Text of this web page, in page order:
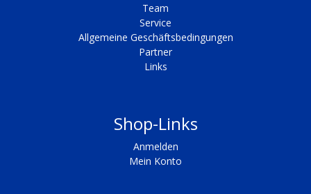
Team
Service
Allgemeine Geschäftsbedingungen
Partner
Links
Shop-Links
Anmelden
Mein Konto